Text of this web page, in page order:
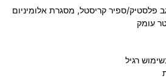
פלסטיק/ספיר קריסטל, מסגרת אלומיניום